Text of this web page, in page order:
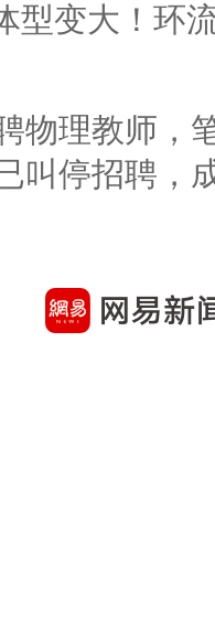
型变大！环
物理教师，
叫停招聘，